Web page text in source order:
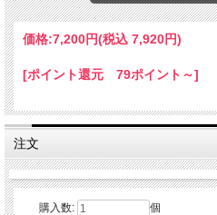
いアイテムに仕上がっています。裾を少
カップルやご夫婦で兼用も可能です。
価格:7,200円(税込 7,920円)
[ポイント還元 79ポイント～]
注文
購入数: 個